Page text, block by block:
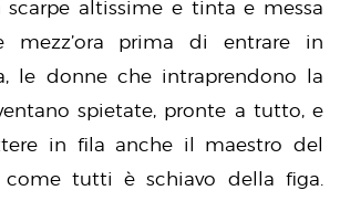
scarpe altissime e tinta e messa
mezz’ora prima di entrare in
le donne che intraprendono la
spietate, pronte a tutto, e
in fila anche il maestro del
come tutti è schiavo della figa.